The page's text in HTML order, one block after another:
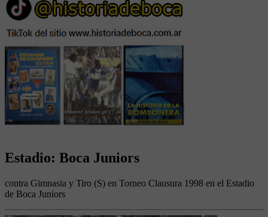
Estadio: Boca Juniors
contra Gimnasia y Tiro (S) en Torneo Clausura 1998 en el Estadio
de Boca Juniors